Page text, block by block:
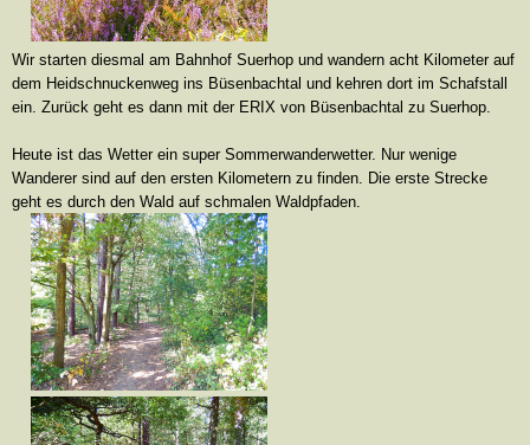
Wir starten diesmal am Bahnhof Suerhop und wandern acht Kilometer auf
dem Heidschnuckenweg ins Büsenbachtal und kehren dort im Schafstall
ein. Zurück geht es dann mit der ERIX von Büsenbachtal zu Suerhop.
Heute ist das Wetter ein super Sommerwanderwetter. Nur wenige
Wanderer sind auf den ersten Kilometern zu finden. Die erste Strecke
geht es durch den Wald auf schmalen Waldpfaden.